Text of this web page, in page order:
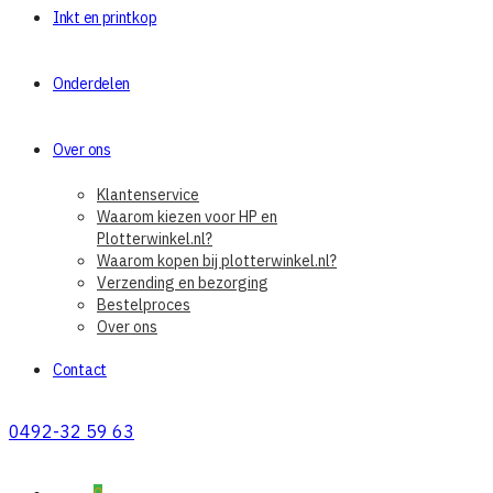
Inkt en printkop
Onderdelen
Over ons
Klantenservice
Waarom kiezen voor HP en
Plotterwinkel.nl?
Waarom kopen bij plotterwinkel.nl?
Verzending en bezorging
Bestelproces
Over ons
Contact
0492-32 59 63